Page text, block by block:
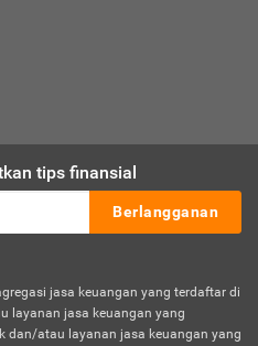
tips finansial
Berlangganan
jasa keuangan yang terdaftar di
layanan jasa keuangan yang
dan/atau layanan jasa keuangan yang